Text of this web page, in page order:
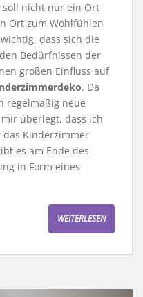
soll nicht nur ein Ort
Ort zum Wohlfühlen
dass sich die
Bedürfnissen der
großen Einfluss auf
. Da
regelmäßig neue
überlegt, dass ich
Kinderzimmer
es am Ende des
in Form eines
WEITERLESEN